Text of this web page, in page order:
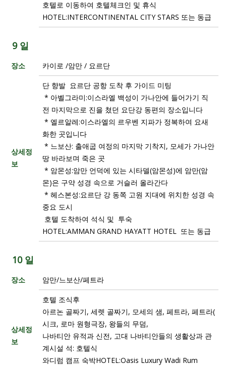
호텔로 이동하여 호텔체크인 및 휴식
HOTEL:INTERCONTINENTAL CITY STARS 또는 동급
9 일
장소 카이로 /암만 / 요르단
상세정
보
단 향발 요르단 공항 도착 후 가이드 미팅
* 아벨그라미:이스라엘 백성이 가나안에 들어가기 직
전 마지막으로 진을 쳤던 요단강 동편의 장소입니다
* 엘르알레:이스라엘의 르우벤 지파가 정복하여 요새
화한 곳입니다
* 느보산: 출애굽 여정의 마지막 기착지, 모세가 가나안
땅 바라보며 죽은 곳
* 암몬성:암만 언덕에 있는 시타델(암몬성)에 암만(암
몬)은 구약 성경 속으로 거슬러 올라간다
* 헤스본성:요르단 강 동쪽 고원 지대에 위치한 성경 속
중요 도시
호텔 도착하여 석식 및 투숙
HOTEL:AMMAN GRAND HAYATT HOTEL 또는 동급
10 일
장소 암만/느보산/페트라
상세정
보
호텔 조식후
아르논 골짜기, 세렛 골짜기, 모세의 샘, 페트라, 페트라(
시크, 로마 원형극장, 왕들의 무덤,
나바티안 유적과 신전, 고대 나바티안들의 생활상과 관
계시설 석: 호텔식
와디럼 캠프 숙박HOTEL:Oasis Luxury Wadi Rum